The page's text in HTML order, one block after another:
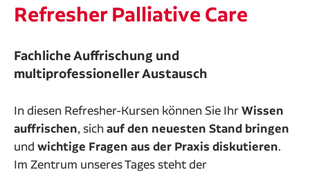
Refresher Palliative Care
Fachliche Auffrischung und
multiprofessioneller Austausch
In diesen Refresher-Kursen können Sie IhrWissen
auffrischen, sichauf den neuesten Stand bringen
und wichtige Fragen aus der Praxis diskutieren.
Im Zentrum unseres Tages steht der